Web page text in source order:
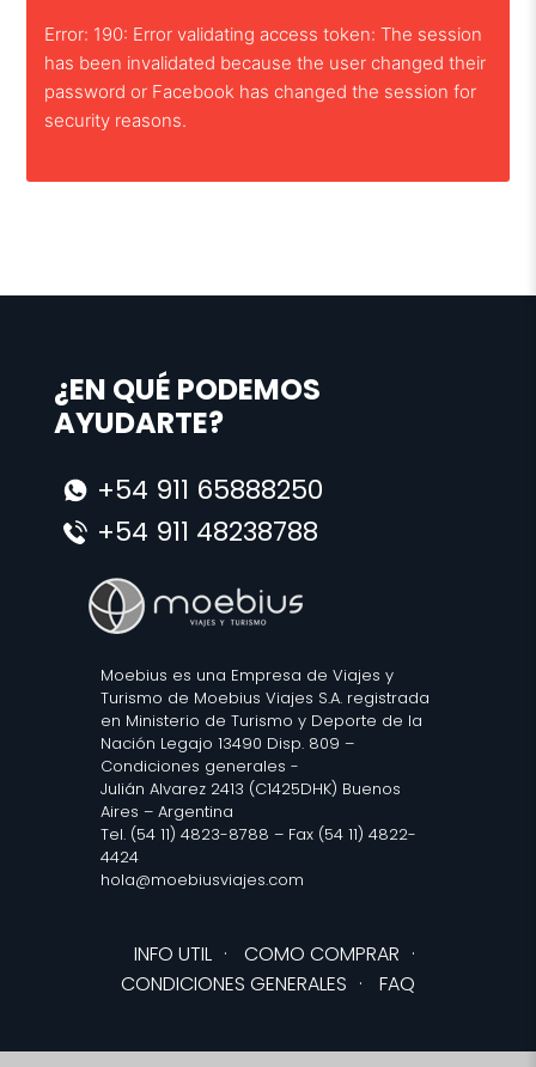
Error: 190: Error validating access token: The session
has been invalidated because the user changed their
password or Facebook has changed the session for
security reasons.
¿EN QUÉ PODEMOS
AYUDARTE?
+54 911 65888250
+54 911 48238788
Moebius es una Empresa de Viajes y
Turismo de Moebius Viajes S.A. registrada
en Ministerio de Turismo y Deporte de la
Nación Legajo 13490 Disp. 809 –
Condiciones generales -
Julián Alvarez 2413 (C1425DHK) Buenos
Aires – Argentina
Tel. (54 11) 4823-8788 – Fax (54 11) 4822-
4424
hola@moebiusviajes.com
INFO UTIL · COMO COMPRAR ·
CONDICIONES GENERALES · FAQ